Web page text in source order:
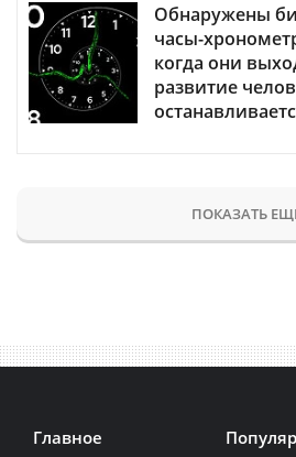
Обнаружены
часы-
когда они
развитие
ПОКАЗАТЬ
Главное